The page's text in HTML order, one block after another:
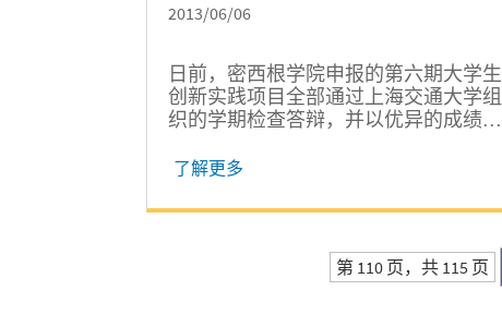
2013/06/06
日前，密西根学院申报的第六期大学生
创新实践项目全部通过上海交通大学组
织的学期检查答辩，并以优异的成绩获
生创新活动计划”，另外三项均被直接晋
练计划”创新训练项目。
了解更多
第 110 页，共 115 页